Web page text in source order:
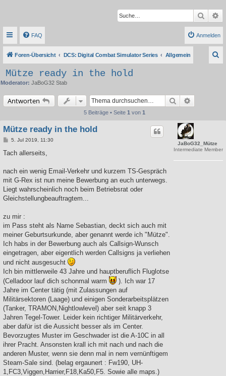
Suche
FAQ Anmelden
Foren-Übersicht DCS: Digital Combat Simulator Series Allgemein
Mütze ready in the hold
Moderator: JaBoG32 Stab
Antworten Suche
5 Beiträge • Seite 1 von 1
JaBoG32_Mütze
Intermediate Member
Mütze ready in the hold
B
i
a
5. Jul 2019, 11:30
Tach allerseits,
nach ein wenig Email-Verkehr und kurzem TS-Gespräch
mit G-Rex ist nun meine Bewerbung an euch unterwegs.
Liegt wahrscheinlich noch beim Betriebsrat oder
Gleichstellungbeauftragtem...
zu mir :
im Pass steht als Name Sebastian, deckt sich auch mit
meiner Geburtsurkunde, aber genannt werde ich "Mütze".
Ich habs in der Bewerbung auch als Callsign-Wunsch
eingetragen, aber eigentlich werden Callsigns ja verliehen
und nicht ausgesucht
Ich bin mittlerweile 43 Jahre und hauptberuflich Fluglotse
(Celladoor lauf dich schonmal warm
). Ich war 17
Jahre im Center tätig (mit Zulassungen auf
Militärsektoren (Laage) und einigen Sonderarbeitsplätzen
(Tanker, TRAMON,Nightlowlevel) aber seit knapp 3
Jahren Tegel-Tower. Leider kein richtiger Militärverkehr,
aber dafür ist die Aussicht besser als im Center.
Bevorzugtes Muster im Geschwader ist die A-10C in all
ihrer Pracht. Ansonsten krall ich mit nach und nach die
anderen Muster, wenn sie denn mal in nem vernünftigem
Steam-Sale sind. (belag ergaunert : Fw190, UH-
1,FC3,Viggen,Harrier,F18,Ka50,F5. Sowie alle maps.)